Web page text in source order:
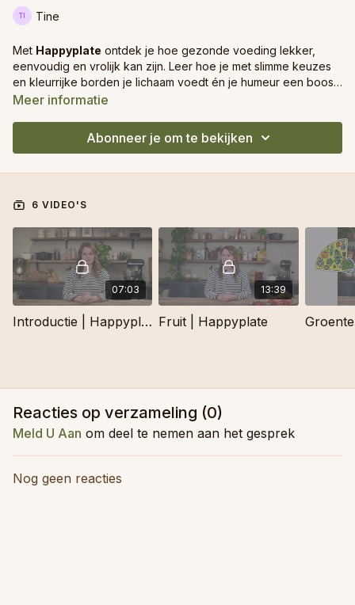
Tine
Met Happyplate ontdek je hoe gezonde voeding lekker,
eenvoudig en vrolijk kan zijn. Leer hoe je met slimme keuzes
en kleurrijke borden je lichaam voedt én je humeur een boost
geeft. 🌈✨
Meer informatie
Abonneer je om te bekijken
6 VIDEO'S
07:03
Introductie | Happyplate
13:39
Fruit | Happyplate
Reacties op verzameling (0)
Meld U Aan om deel te nemen aan het gesprek
Nog geen reacties